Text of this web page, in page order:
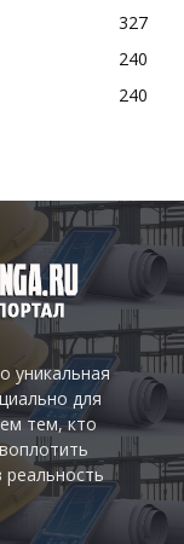
327
240
240
уникальная
для
тем, кто